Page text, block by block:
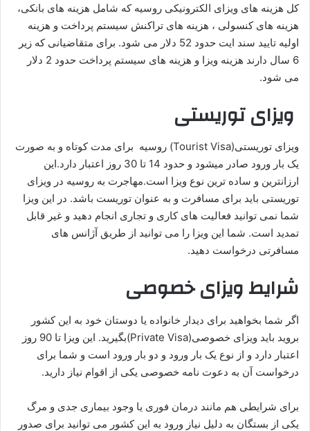
کل هزینه های ویزای الکترونیکی روسیه که شامل هزینه های بانکی،
هزینه های کنسولی ، هزینه های تراکنش سیستم پرداخت و هزینه
اولیه تایید سند ایت حدود 52 دلار می شود. برای متقاضیانی که زیر
6 سال دارند هزینه ویزا و هزینه های سیستم پرداخت حدود 2 دلار
می شود.
ویزای توریستی
ویزای توریستی(Tourist Visa) روسیه برای مدت کوتاه و به صورت
یک بار ورود صادر میشود و حدود 14 تا 30 روز اعتبار دارد.این
ارزانترین و ساده ترین نوع ویزا است.مهاجرت به روسیه در ویزای
توریستی باید برای مسافرت و به عنوان توریست باشد. در این ویزا
شما نمی توانید فعالیت های کاری و تجاری انجام دهید و غیر قابل
تمدید است. شما این ویزا را می توانید از طریق آژانس های
مسافرتی درخواست دهید.
شرایط ویزای خصوصی
اگر شما بخواهید برای دیدار خانواده یا دوستان خود به این کشور
بروید باید ویزای خصوصی(Private Visa)بگیرید. این ویزا تا 90 روز
اعتبار دارد و از نوع یک بار ورود و دو بار ورود است و شما برای
درخواست آن به دعوت نامه خصوصی یکی از اقوام نیاز دارید.
برای شرایطی هم مانند درمان فوری یا وجود بیماری جدی و مرگ
یکی از بستگان به دلیل نیاز ورود به این کشور می توانید برای صدور